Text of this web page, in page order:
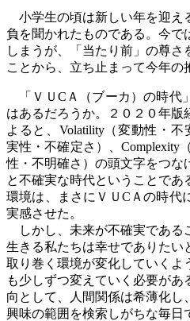
小学生の頃は新しい年を迎え
負を聞かれたものである。今で
しまうが、「当たり前」の尊さ
ことから、立ち止まって今年の
「ＶＵ C Ａ（ブーカ）の時代
はあるだろうか。２０２０年版
よると、 Volatility（変動性・不
実性・不確定さ）、 Complexity
性・不明確さ）の頭文字をつな
と不確実な時代ということであ
環境は、まさにＶＵ C Ａの時代
実感させた。
しかし、未来が不確実である
生きる私たちは幸せでありたい
取り巻く環境が変化していくよ
も少しずつ変えていく必要が
向として、人間関係は希薄化
興味の範囲を検索しがちな毎日